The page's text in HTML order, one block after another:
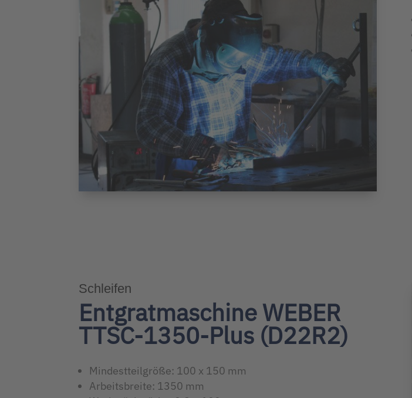
Schleifen
Entgratmaschine WEBER
TTSC-1350-Plus (D22R2)
Mindestteilgröße: 100 x 150 mm
Arbeitsbreite: 1350 mm